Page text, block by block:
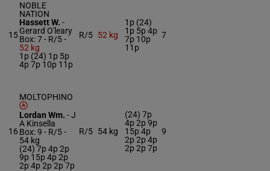
15
NOBLE
NATION
Hassett W. -
Gerard O'leary
Box: 7 - R/5 -
52 kg
1p (24) 1p 5p
4p 7p 10p 11p
R/5 52 kg
1p (24)
1p 5p 4p
7p 10p
11p
7
16
MOLTOPHINO
Lordan Wm. -J
A Kinsella
Box: 9 - R/5 -
54 kg
(24) 7p 4p 2p
9p 15p 4p 2p
2p 4p 2p 2p 7p
R/5 54 kg
(24) 7p
4p 2p 9p
15p 4p
2p 2p 4p
2p 2p 7p
9